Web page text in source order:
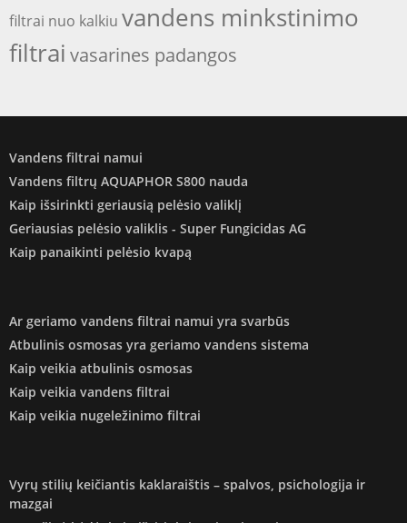
filtrai nuo kalkiu vandens minkstinimo
filtrai vasarines padangos
Vandens filtrai namui
Vandens filtrų AQUAPHOR S800 nauda
Kaip išsirinkti geriausią pelėsio valiklį
Geriausias pelėsio valiklis - Super Fungicidas AG
Kaip panaikinti pelėsio kvapą
Ar geriamo vandens filtrai namui yra svarbūs
Atbulinis osmosas yra geriamo vandens sistema
Kaip veikia atbulinis osmosas
Kaip veikia vandens filtrai
Kaip veikia nugeležinimo filtrai
Vyrų stilių keičiantis kaklaraištis – spalvos, psichologija ir
mazgai